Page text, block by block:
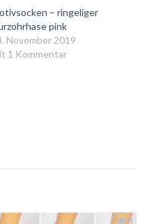
– ringeliger
pink
November 2019
1 Kommentar